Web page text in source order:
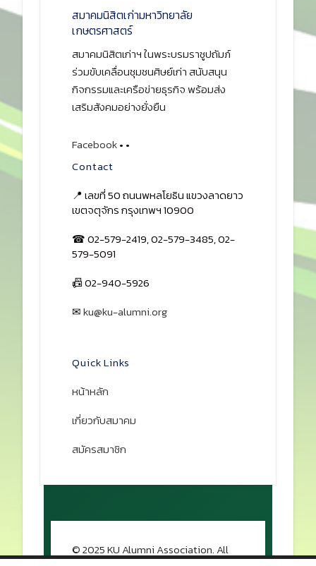
สมาคมนิสิตเก่ามหาวิทยาลัย
เกษตรศาสตร์
สมาคมนิสิตเก่าฯ ในพระบรมราชูปถัมภ์
ร่วมขับเคลื่อนชุมชนศิษย์เก่า สนับสนุน
กิจกรรมและเครือข่ายธุรกิจ พร้อมส่ง
เสริมสังคมอย่างยั่งยืน
Facebook• •
Contact
📍 เลขที่ 50 ถนนพหลโยธิน แขวงลาดยาว
เขตจตุจักร กรุงเทพฯ 10900
☎ 02-579-2419, 02-579-3485, 02-
579-5091
📠 02-940-5926
✉ku@ku-alumni.org
Quick Links
หน้าหลัก
เกี่ยวกับสมาคม
สมัครสมาชิก
© 2025 KU Alumni Association. All